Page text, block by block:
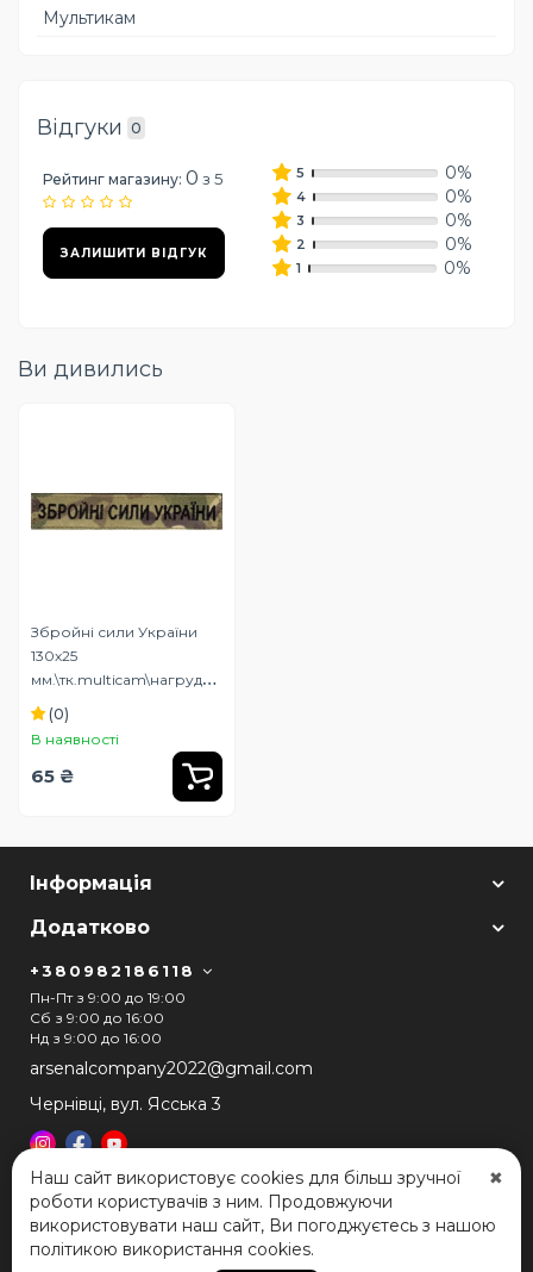
Мультикам
Відгуки 0
Рейтинг магазину: 0 з 5
ЗАЛИШИТИ ВІДГУК
5 0%
4 0%
3 0%
2 0%
1 0%
Ви дивились
Збройні сили України
130х25
мм.\тк.multicam\нагрудний
напис
(0)
В наявності
65 ₴
Інформація
Додатково
+380982186118
Пн-Пт з 9:00 до 19:00
Сб з 9:00 до 16:00
Нд з 9:00 до 16:00
arsenalcompany2022@gmail.com
Чернівці, вул. Ясська 3
COMANDOR © 2026
✖
Наш сайт використовує cookies для більш зручної
роботи користувачів з ним. Продовжуючи
використовувати наш сайт, Ви погоджуєтесь з нашою
політикою використання cookies.